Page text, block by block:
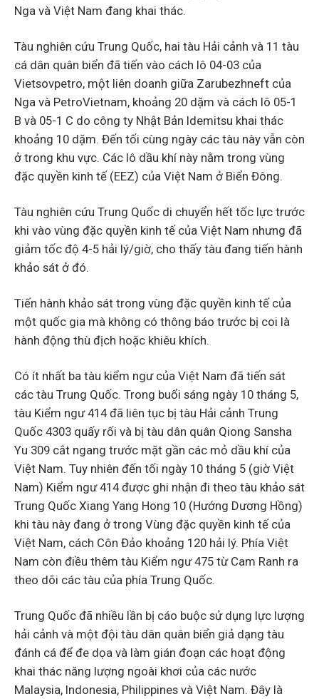
Nga và Việt Nam đang khai thác.
Tàu nghiên cứu Trung Quốc, hai tàu Hải cảnh và 11 tàu
cá dân quân biển đã tiến vào cách lô 04-03 của
Vietsovpetro, một liên doanh giữa Zarubezhneft của
Nga và PetroVietnam, khoảng 20 dặm và cách lô 05-1
B và 05-1 C do công ty Nhật Bản Idemitsu khai thác
khoảng 10 dặm. Đến tối cùng ngày các tàu này vẫn còn
ở trong khu vực. Các lô dầu khí này nằm trong vùng
đặc quyền kinh tế (EEZ) của Việt Nam ở Biển Đông.
Tàu nghiên cứu Trung Quốc di chuyển hết tốc lực trước
khi vào vùng đặc quyền kinh tế của Việt Nam nhưng đã
giảm tốc độ 4-5 hải lý/giờ, cho thấy tàu đang tiến hành
khảo sát ở đó.
Tiến hành khảo sát trong vùng đặc quyền kinh tế của
một quốc gia mà không có thông báo trước bị coi là
hành động thù địch hoặc khiêu khích.
Có ít nhất ba tàu kiểm ngư của Việt Nam đã tiến sát
các tàu Trung Quốc. Trong buổi sáng ngày 10 tháng 5,
tàu Kiểm ngư 414 đã liên tục bị tàu Hải cảnh Trung
Quốc 4303 quấy rối và bị tàu dân quân Qiong Sansha
Yu 309 cắt ngang trước mặt gần các mỏ dầu khí của
Việt Nam. Tuy nhiên đến tối ngày 10 tháng 5 (giờ Việt
Nam) Kiểm ngư 414 được ghi nhận đi theo tàu khảo sát
Trung Quốc Xiang Yang Hong 10 (Hướng Dương Hồng)
khi tàu này đang ở trong Vùng đặc quyền kinh tế của
Việt Nam, cách Côn Đảo khoảng 120 hải lý. Phía Việt
Nam còn điều thêm tàu Kiểm ngư 475 từ Cam Ranh ra
theo dõi các tàu của phía Trung Quốc.
Trung Quốc đã nhiều lần bị cáo buộc sử dụng lực lượng
hải cảnh và một đội tàu dân quân biển giả dạng tàu
đánh cá để đe dọa và làm gián đoạn các hoạt động
khai thác năng lượng ngoài khơi của các nước
Malaysia, Indonesia, Philippines và Việt Nam. Đây là